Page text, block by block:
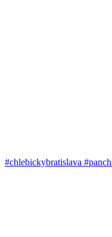
#chlebickybratislava